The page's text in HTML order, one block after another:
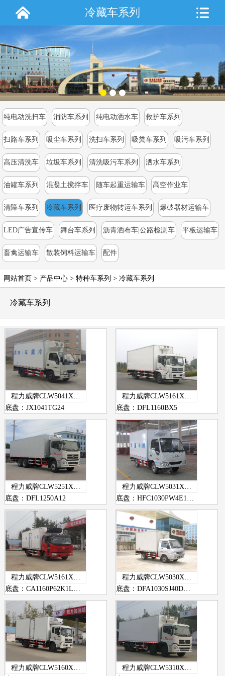
冷藏车系列
纯电动洗扫车 消防车系列 纯电动洒水车 救护车系列
扫路车系列 吸尘车系列 洗扫车系列 吸粪车系列 吸污车系列
高压清洗车 垃圾车系列 清洗吸污车系列 洒水车系列
油罐车系列 混凝土搅拌车 随车起重运输车 高空作业车
清障车系列 冷藏车系列 医疗废物转运车系列 爆破器材运输车
LED广告宣传车 舞台车系列 沥青洒布车|公路检测车 平板运输车
畜禽运输车 散装饲料运输车 配件
网站首页 > 产品中心 > 特种车系列 > 冷藏车系列
冷藏车系列
程力威牌CLW5041X…
底盘：JX1041TG24
程力威牌CLW5161X…
底盘：DFL1160BX5
程力威牌CLW5251X…
底盘：DFL1250A12
程力威牌CLW5031X…
底盘：HFC1030PW4E1…
程力威牌CLW5161X…
底盘：CA1160P62K1L…
程力威牌CLW5030X…
底盘：DFA1030SJ40D…
程力威牌CLW5160X…
程力威牌CLW5310X…